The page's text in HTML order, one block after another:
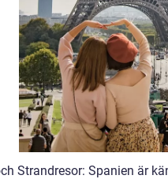
Strandresor: Spanien är